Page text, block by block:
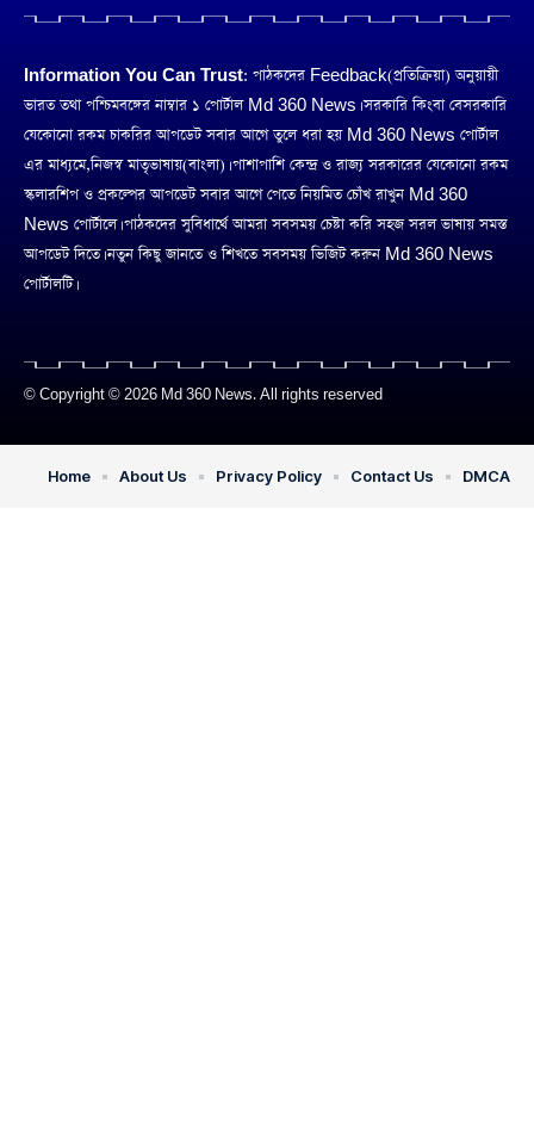
Information You Can Trust: পাঠকদের Feedback(প্রতিক্রিয়া) অনুয়ায়ী
ভারত তথা পশ্চিমবঙ্গের নাম্বার ১ পোর্টাল Md 360 News। সরকারি কিংবা বেসরকারি
যেকোনো রকম চাকরির আপডেট সবার আগে তুলে ধরা হয় Md 360 News পোর্টাল
এর মাধ্যমে,নিজস্ব মাতৃভাষায়(বাংলা)। পাশাপাশি কেন্দ্র ও রাজ্য সরকারের যেকোনো রকম
স্কলারশিপ ও প্রকল্পের আপডেট সবার আগে পেতে নিয়মিত চোঁখ রাখুন Md 360
News পোর্টালে। পাঠকদের সুবিধার্থে আমরা সবসময় চেষ্টা করি সহজ সরল ভাষায় সমস্ত
আপডেট দিতে। নতুন কিছু জানতে ও শিখতে সবসময় ভিজিট করুন Md 360 News
পোর্টালটি।
© Copyright © 2026 Md 360 News. All rights reserved
Home About Us Privacy Policy Contact Us DMCA